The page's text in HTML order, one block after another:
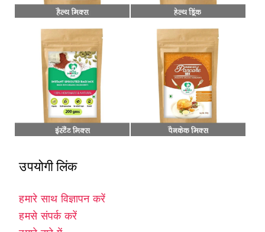
उपयोगी लिंक
हमारे साथ विज्ञापन करें
हमसे संपर्क करें